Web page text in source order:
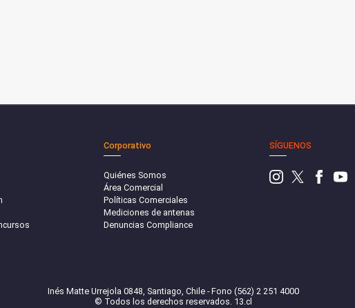
Corporativo
Quiénes Somos
Área Comercial
Políticas Comerciales
Mediciones de antenas
Denuncias Compliance
SÍGUENOS
Inés Matte Urrejola 0848, Santiago, Chile - Fono (562) 2 251 4000
© Todos los derechos reservados. 13.cl